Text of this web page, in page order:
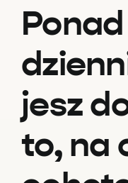
jesz
to, na